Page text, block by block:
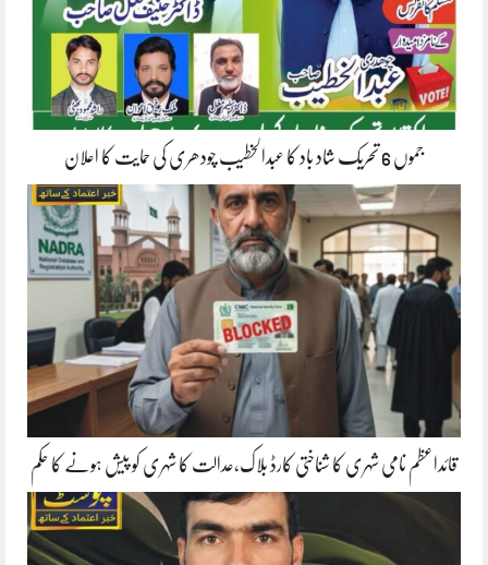
جموں 6 تحریک شاد باد کا عبدالخطیب چودھری کی حمایت کا اعلان
قائداعظم نامی شہری کا شناختی کارڈ بلاک،عدالت کا شہری کو پیش ہونے کا حکم